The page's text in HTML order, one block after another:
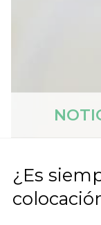
¿Es